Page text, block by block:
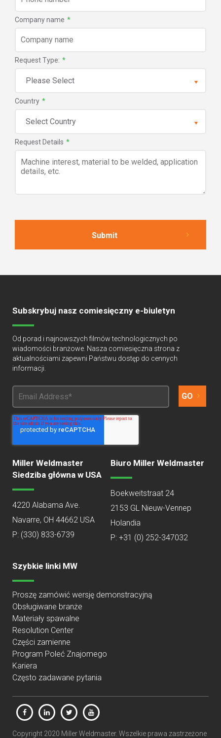
Company name *
Request Type: *
Country *
Request Details *
Subskrybuj nasz comiesięczny e-biuletyn
Od porad i najnowszych filmów technologicznych po
wiadomości branżowe. Nasza comiesięczna strona z
aktualnościami zapewni Państwu dostęp do cennych
informacji.
Miller Weldmaster
Siedziba główna w USA
4220 Alabama Ave.
Navarre, OH 44662 USA
P: (330) 833-6739
Biuro Miller Weldmaster
Boekweitstraat 24
2153 GL Nieuw-Vennep
Holandia
P: +31 (0) 252-347032
Szybkie linki MW
Proszę zamówić wersję demonstracyjną
Obsługiwane branże
Materiały spawalne
Resolution Center
Części zamienne
Program Poleć Znajomego
Kariera
Często zadawane pytania
Copyright 2020 Miller Weldmaster. Wszelkie prawa zastrzeżone